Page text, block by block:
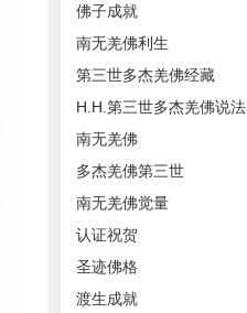
佛子成就
南无羌佛利生
第三世多杰羌佛经藏
H.H.第三世多杰羌佛说法
南无羌佛
多杰羌佛第三世
南无羌佛觉量
认证祝贺
圣迹佛格
渡生成就